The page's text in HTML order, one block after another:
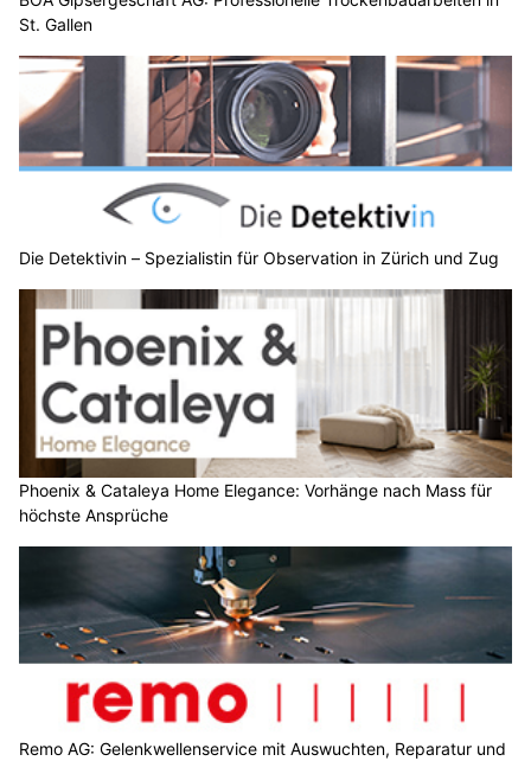
St. Gallen
Die Detektivin – Spezialistin für Observation in Zürich und Zug
Phoenix & Cataleya Home Elegance: Vorhänge nach Mass für
höchste Ansprüche
Remo AG: Gelenkwellenservice mit Auswuchten, Reparatur und